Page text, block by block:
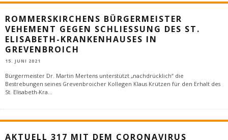
ROMMERSKIRCHENS BÜRGERMEISTER
VEHEMENT GEGEN SCHLIESSUNG DES ST. E
LISABETH-KRANKENHAUSES IN G
REVENBROICH
15. JUNI 2021
Bürgermeister Dr. Martin Mertens unterstützt „nachdrücklich“ die
Bestrebungen seines Grevenbroicher Kollegen Klaus Krützen für den Erhalt des
St. Elisabeth-Kra...
AKTUELL 317 MIT DEM CORONAVIRUS